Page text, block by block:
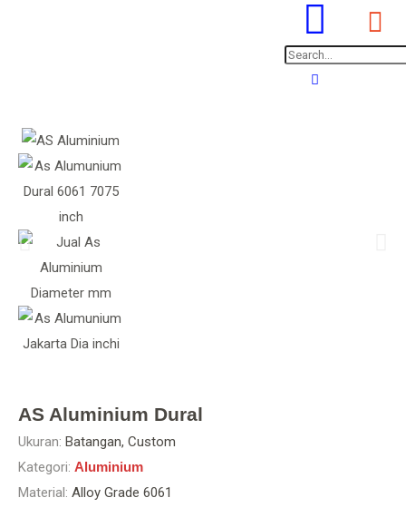
AS Aluminium Dural
Ukuran: Batangan, Custom
Kategori: Aluminium
Material: Alloy Grade 6061